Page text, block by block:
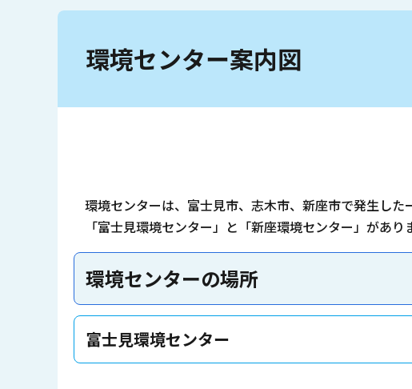
環境センター案内図
環境センターは、富士見市、志木市、新座市で発生した
「富士見環境センター」と「新座環境センター」があり
環境センターの場所
富士見環境センター